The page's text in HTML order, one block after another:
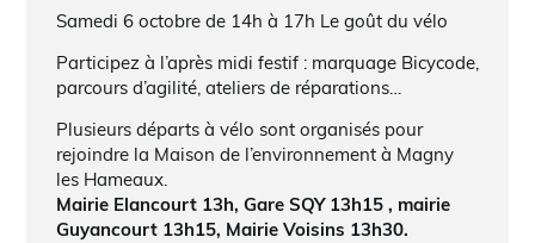
Samedi 6 octobre de 14h à 17h Le goût du vélo
Participez à l’après midi festif : marquage Bicycode,
parcours d’agilité, ateliers de réparations…
Plusieurs départs à vélo sont organisés pour
rejoindre la Maison de l’environnement à Magny
les Hameaux.
Mairie Elancourt 13h, Gare SQY 13h15 , mairie
Guyancourt 13h15, Mairie Voisins 13h30.